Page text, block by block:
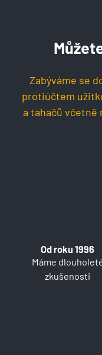
Zabýváme se
protiúčtem
a tahačů včetně
Od roku 1996
Máme
zkušenosti